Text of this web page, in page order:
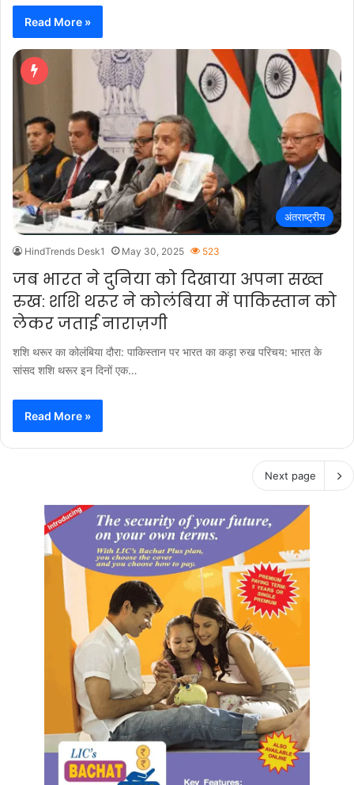
Read More »
अंतराष्ट्रीय
HindTrends Desk1 May 30, 2025 523
जब भारत ने दुनिया को दिखाया अपना सख्त
रुख: शशि थरूर ने कोलंबिया में पाकिस्तान को
लेकर जताई नाराज़गी
शशि थरूर का कोलंबिया दौरा: पाकिस्तान पर भारत का कड़ा रुख परिचय: भारत के
सांसद शशि थरूर इन दिनों एक…
Read More »
Next page